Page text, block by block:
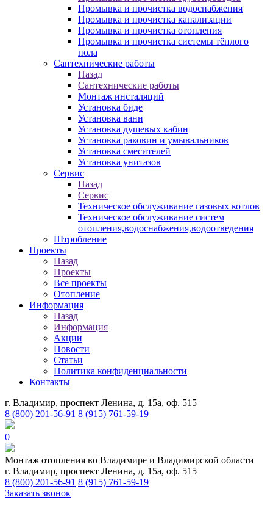
Промывка и прочистка водоснабжения
Промывка и прочистка канализации
Промывка и прочистка отопления
Промывка и прочистка системы тёплого
пола
Сантехнические работы
Назад
Сантехнические работы
Монтаж инсталяций
Установка биде
Установка ванн
Установка душевых кабин
Установка раковин и умывальников
Установка смесителей
Установка унитазов
Сервис
Назад
Сервис
Техническое обслуживание газовых котлов
Техническое обслуживание систем
отопления,водоснабжения,водоотведения
Штробление
Проекты
Назад
Проекты
Все проекты
Отопление
Информация
Назад
Информация
Акции
Новости
Статьи
Политика конфиденциальности
Контакты
г. Владимир, проспект Ленина, д. 15а, оф. 515
8 (800) 201-56-91 8 (915) 761-59-19
0
Монтаж отопления во Владимире и Владимирской области
г. Владимир, проспект Ленина, д. 15а, оф. 515
8 (800) 201-56-91 8 (915) 761-59-19
Заказать звонок